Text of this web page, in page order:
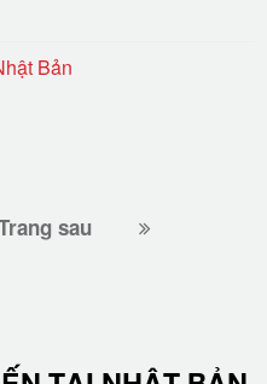
Bản
sau